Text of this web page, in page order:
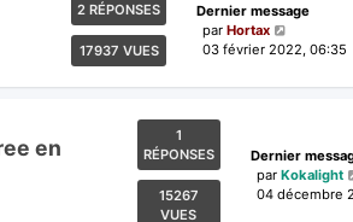
2 RÉPONSES
17937 VUES
Dernier message
par Hortax
03 février 2022, 06:35
en
1
RÉPONSES
15267
VUES
Dernier
par Kokalight
04 décembre